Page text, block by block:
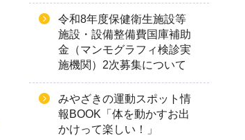
令和8年度保健衛生施設等
施設・設備整備費国庫補助
金（マンモグラフィ検診実
施機関）2次募集について
みやざきの運動スポット情
報BOOK「体を動かすお出
かけって楽しい！」